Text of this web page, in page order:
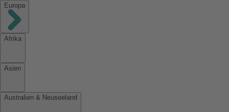
Europa
Afrika
Asien
Australien & Neuseeland